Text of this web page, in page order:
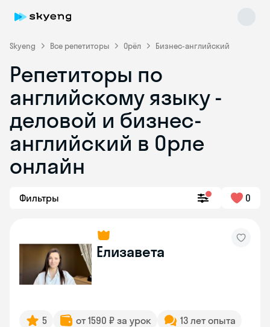
Skyeng Все репетиторы Орёл Бизнес-английский
Репетиторы по
английскому языку -
деловой и бизнес-
английский в Орле
онлайн
Фильтры 0
Елизавета
5 от 1590 ₽ за урок
13 лет опыта
Skyeng Chat
online